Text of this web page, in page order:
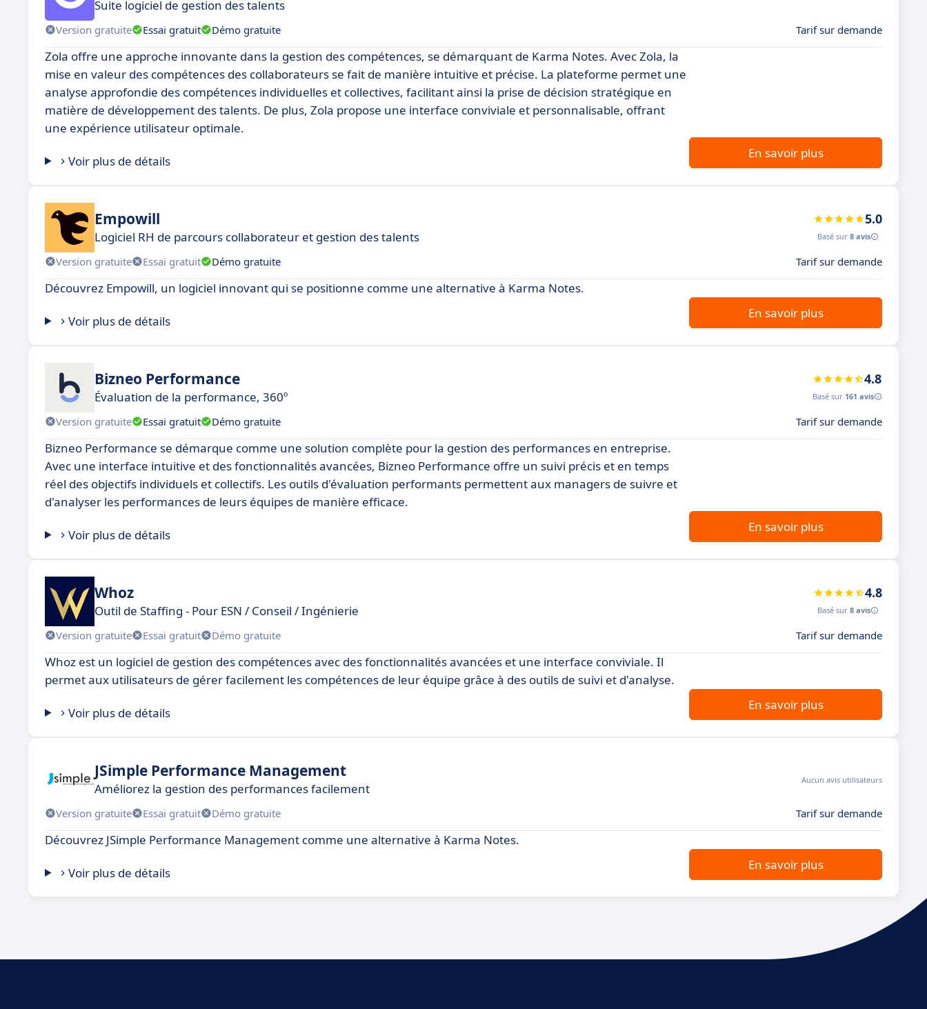
Suite logiciel de gestion des talents
Version gratuite Essai gratuit Démo gratuite Tarif sur demande
Zola offre une approche innovante dans la gestion des compétences, se démarquant de Karma Notes. Avec Zola, la
mise en valeur des compétences des collaborateurs se fait de manière intuitive et précise. La plateforme permet une
analyse approfondie des compétences individuelles et collectives, facilitant ainsi la prise de décision stratégique en
matière de développement des talents. De plus, Zola propose une interface conviviale et personnalisable, offrant
une expérience utilisateur optimale.
Voir plus de détails
En savoir plus
Empowill
Logiciel RH de parcours collaborateur et gestion des talents
5.0
Basé sur 8 avis
Version gratuite Essai gratuit Démo gratuite Tarif sur demande
Découvrez Empowill, un logiciel innovant qui se positionne comme une alternative à Karma Notes.
Voir plus de détails
En savoir plus
Bizneo Performance
Évaluation de la performance, 360º
4.8
Basé sur 161 avis
Version gratuite Essai gratuit Démo gratuite Tarif sur demande
Bizneo Performance se démarque comme une solution complète pour la gestion des performances en entreprise.
Avec une interface intuitive et des fonctionnalités avancées, Bizneo Performance offre un suivi précis et en temps
réel des objectifs individuels et collectifs. Les outils d'évaluation performants permettent aux managers de suivre et
d'analyser les performances de leurs équipes de manière efficace.
Voir plus de détails
En savoir plus
Whoz
Outil de Staffing - Pour ESN / Conseil / Ingénierie
4.8
Basé sur 8 avis
Version gratuite Essai gratuit Démo gratuite Tarif sur demande
Whoz est un logiciel de gestion des compétences avec des fonctionnalités avancées et une interface conviviale. Il
permet aux utilisateurs de gérer facilement les compétences de leur équipe grâce à des outils de suivi et d'analyse.
Voir plus de détails
En savoir plus
JSimple Performance Management
Améliorez la gestion des performances facilement
Aucun avis utilisateurs
Version gratuite Essai gratuit Démo gratuite Tarif sur demande
Découvrez JSimple Performance Management comme une alternative à Karma Notes.
Voir plus de détails
En savoir plus